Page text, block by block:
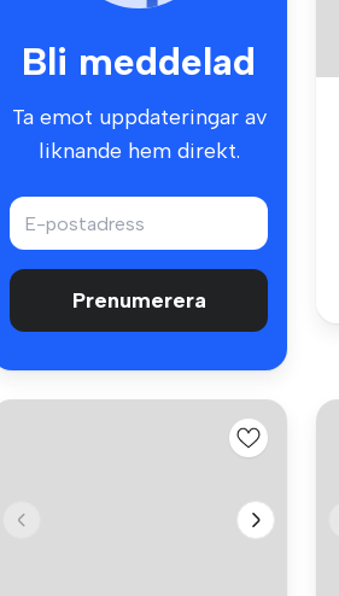
Bli meddelad
Ta emot uppdateringar av
liknande hem direkt.
Prenumerera